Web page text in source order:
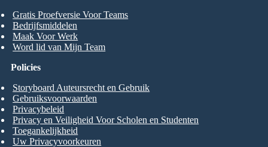
Gratis Proefversie Voor Teams
Bedrijfsmiddelen
Maak Voor Werk
Word lid van Mijn Team
Policies
Storyboard Auteursrecht en Gebruik
Gebruiksvoorwaarden
Privacybeleid
Privacy en Veiligheid Voor Scholen en Studenten
Toegankelijkheid
Uw Privacyvoorkeuren